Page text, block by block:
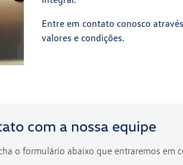
Entre em contato conosco
valores e condições.
com a nossa equipe
o formulário abaixo que entraremos em